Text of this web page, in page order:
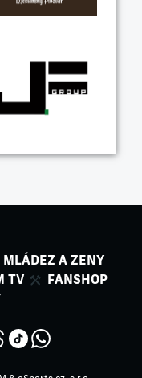
MLÁDEZ A ZENY
TV
FANSHOP